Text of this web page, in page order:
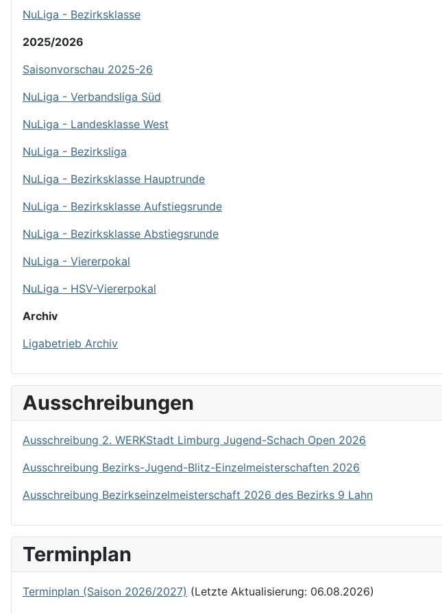
NuLiga - Bezirksklasse
2025/2026
Saisonvorschau 2025-26
NuLiga - Verbandsliga Süd
NuLiga - Landesklasse West
NuLiga - Bezirksliga
NuLiga - Bezirksklasse Hauptrunde
NuLiga - Bezirksklasse Aufstiegsrunde
NuLiga - Bezirksklasse Abstiegsrunde
NuLiga - Viererpokal
NuLiga - HSV-Viererpokal
Archiv
Ligabetrieb Archiv
Ausschreibungen
Ausschreibung 2. WERKStadt Limburg Jugend-Schach Open 2026
Ausschreibung Bezirks-Jugend-Blitz-Einzelmeisterschaften 2026
Ausschreibung Bezirkseinzelmeisterschaft 2026 des Bezirks 9 Lahn
Terminplan
Terminplan (Saison 2026/2027) (Letzte Aktualisierung: 06.08.2026)